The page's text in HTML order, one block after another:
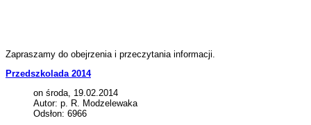
Zapraszamy do obejrzenia i przeczytania informacji.
Przedszkolada 2014
on środa, 19.02.2014
Autor: p. R. Modzelewaka
Odsłon: 6966